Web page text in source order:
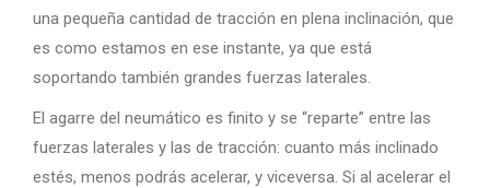
una pequeña cantidad de tracción en plena inclinación, que
es como estamos en ese instante, ya que está
soportando también grandes fuerzas laterales.
El agarre del neumático es finito y se “reparte” entre las
fuerzas laterales y las de tracción: cuanto más inclinado
estés, menos podrás acelerar, y viceversa. Si al acelerar el